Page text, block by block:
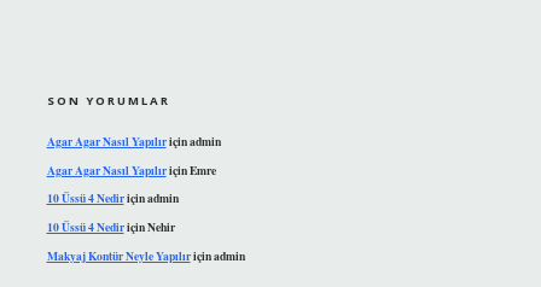
SON YORUMLAR
Agar Agar Nasıl Yapılıriçinadmin
Agar Agar Nasıl YapılıriçinEmre
10 Üssü 4 Nediriçinadmin
10 Üssü 4 NediriçinNehir
Makyaj Kontür Neyle Yapılıriçinadmin